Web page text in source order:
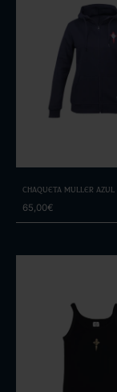
Chaqueta Muller Azul
Escudo
65,00€